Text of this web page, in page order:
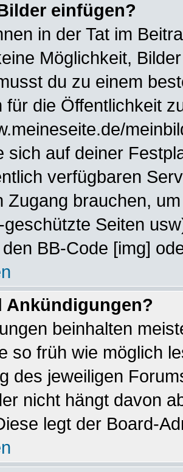
einfügen?
in der Tat im
Möglichkeit,
du zu einem
für die Öffentlichkeit
sich auf deiner
verfügbaren
Zugang brauchen,
Seiten
BB-Code [img]
Ankündigungen?
beinhalten
so früh wie möglich
des jeweiligen
nicht hängt davon
legt der Board-